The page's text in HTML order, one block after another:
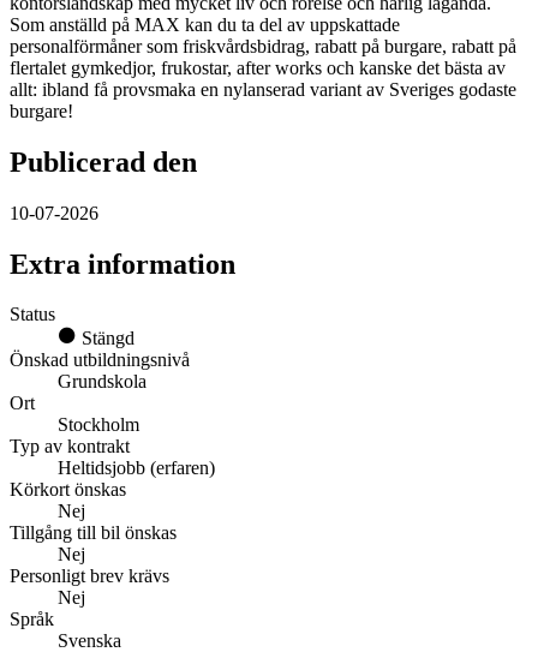
Som anställd på MAX kan du ta del av uppskattade
personalförmåner som friskvårdsbidrag, rabatt på burgare, rabatt på
flertalet gymkedjor, frukostar, after works och kanske det bästa av
allt: ibland få provsmaka en nylanserad variant av Sveriges godaste
burgare!
Publicerad den
10-07-2026
Extra information
Status
Stängd
Önskad utbildningsnivå
Grundskola
Ort
Stockholm
Typ av kontrakt
Heltidsjobb (erfaren)
Körkort önskas
Nej
Tillgång till bil önskas
Nej
Personligt brev krävs
Nej
Språk
Svenska